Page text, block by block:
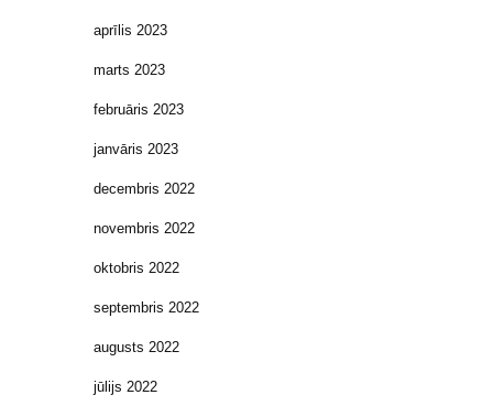
aprīlis 2023
marts 2023
februāris 2023
janvāris 2023
decembris 2022
novembris 2022
oktobris 2022
septembris 2022
augusts 2022
jūlijs 2022